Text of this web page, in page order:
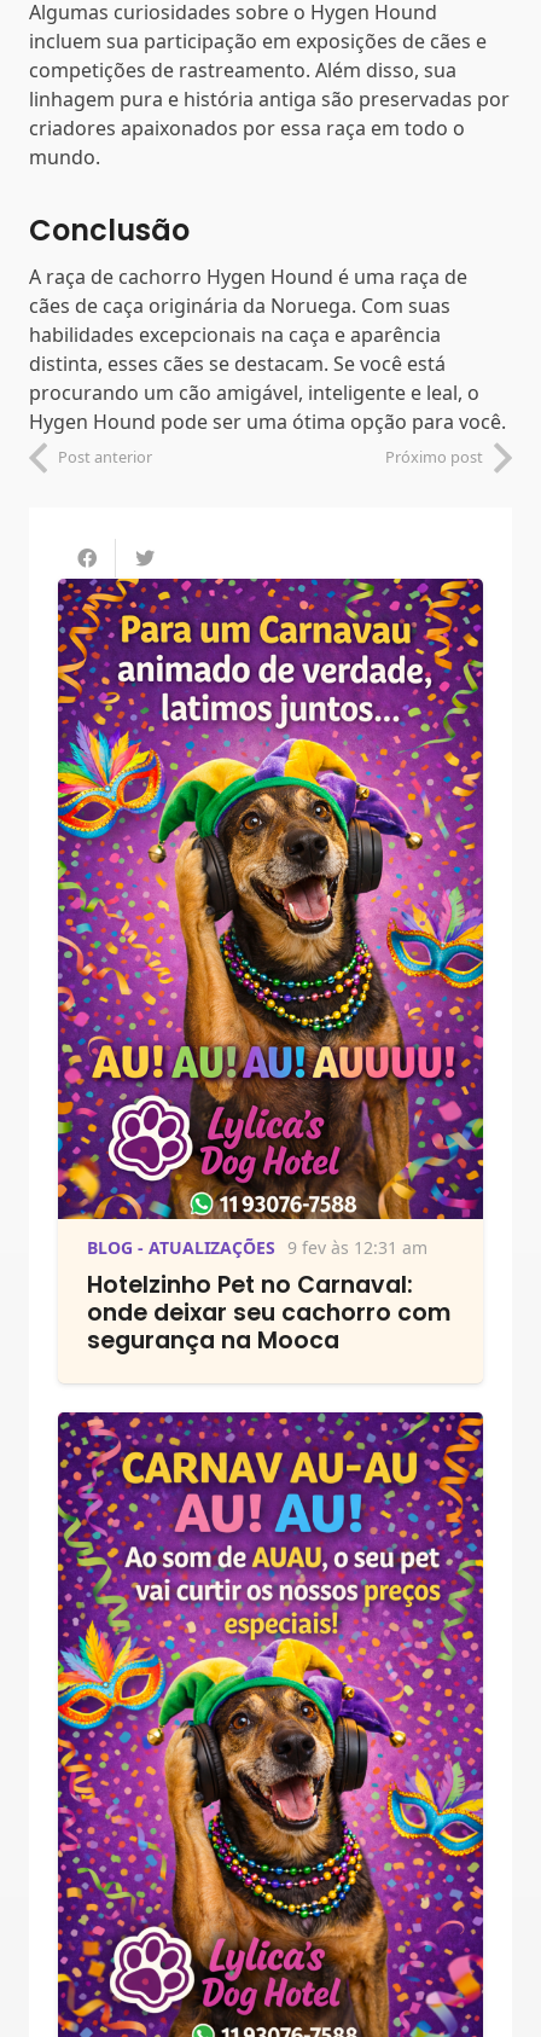
Algumas curiosidades sobre o Hygen Hound
incluem sua participação em exposições de cães e
competições de rastreamento. Além disso, sua
linhagem pura e história antiga são preservadas por
criadores apaixonados por essa raça em todo o
mundo.
Conclusão
A raça de cachorro Hygen Hound é uma raça de
cães de caça originária da Noruega. Com suas
habilidades excepcionais na caça e aparência
distinta, esses cães se destacam. Se você está
procurando um cão amigável, inteligente e leal, o
Hygen Hound pode ser uma ótima opção para você.
Post anterior Próximo post
BLOG - ATUALIZAÇÕES 9 fev às 12:31 am
Hotelzinho Pet no Carnaval:
onde deixar seu cachorro com
segurança na Mooca